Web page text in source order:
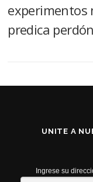
experimentos
predica perdón
UNITE A
Ingrese su